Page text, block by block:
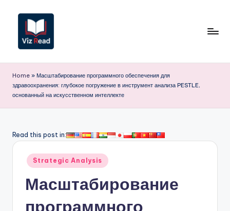
Перейти
содержимому
iz
R
e
d
Home » Масштабирование программного обеспечения для
здравоохранения: глубокое погружение в инструмент анализа PESTLE,
основанный на искусственном интеллекте
Read this post in:
Опубликовано
Strategic Analysis
Масштабирование
программного